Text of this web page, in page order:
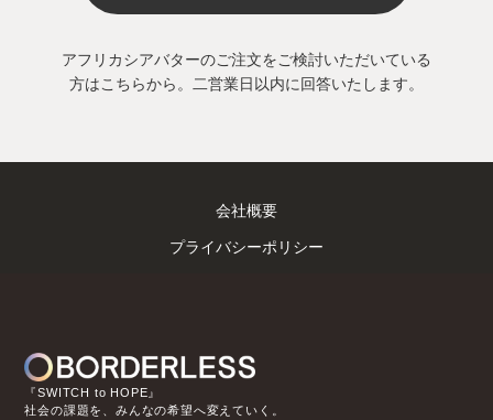
アフリカシアバターのご注文をご検討いただいている
方はこちらから。二営業日以内に回答いたします。
会社概要
プライバシーポリシー
『SWITCH to HOPE』
社会の課題を、みんなの希望へ変えていく。